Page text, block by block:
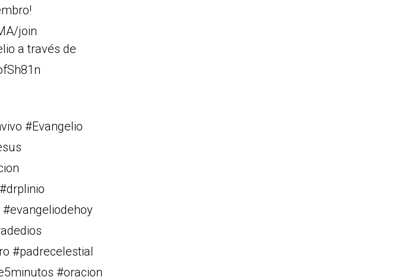
join
a través de
#Evangelio
#padrecelestial
#oracion